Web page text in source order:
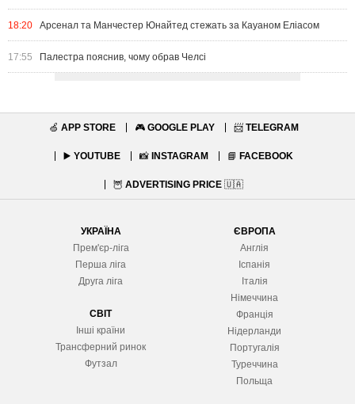
18:20 Арсенал та Манчестер Юнайтед стежать за Кауаном Еліасом
17:55 Палестра пояснив, чому обрав Челсі
🍏 APP STORE 🎮 GOOGLE PLAY 📨 TELEGRAM
▶️ YOUTUBE 📸 INSTAGRAM 📘 FACEBOOK
🦉 ADVERTISING PRICE 🇺🇦
УКРАЇНА
Прем'єр-ліга
Перша ліга
Друга ліга
СВІТ
Інші країни
Трансферний ринок
Футзал
ЄВРОПА
Англія
Іспанія
Італія
Німеччина
Франція
Нідерланди
Португалія
Туреччина
Польща